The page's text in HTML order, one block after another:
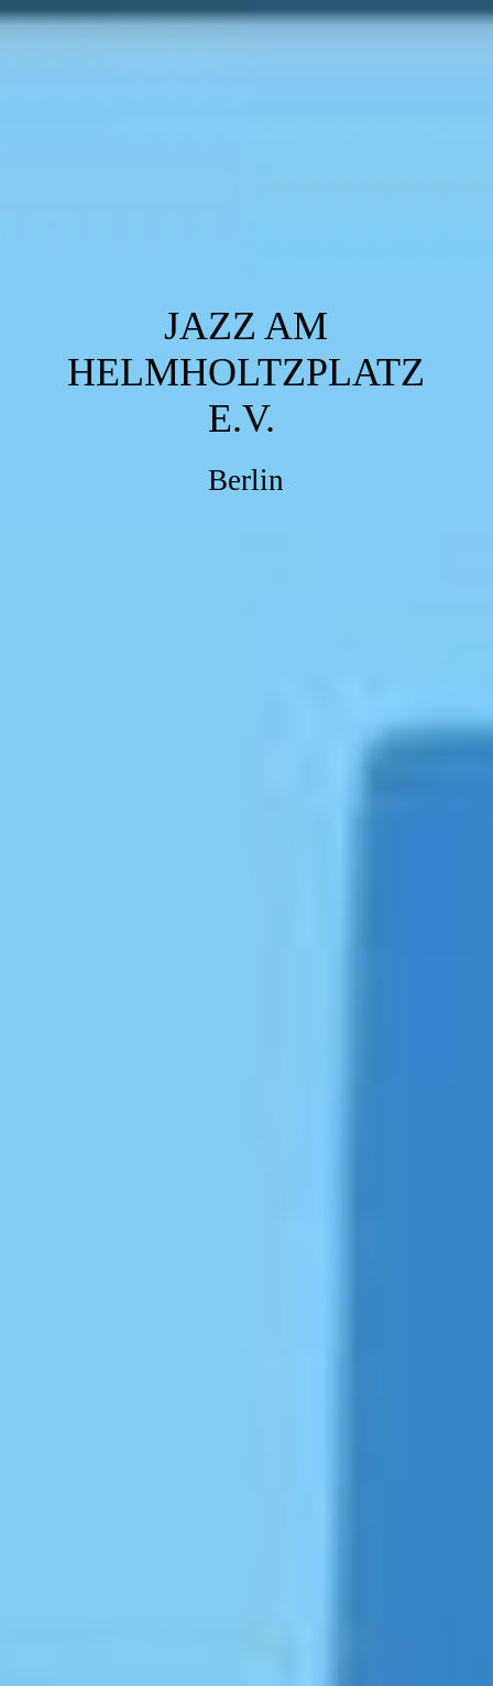
JAZZ AM
HELMHOLTZPLATZ
E.V.
Berlin